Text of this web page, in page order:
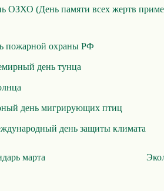
ОЗХО (День памяти всех жертв
пожарной охраны РФ
день тунца
день мигрирующих птиц
день защиты климата
марта